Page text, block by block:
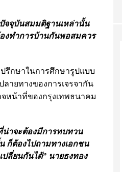
จจุบันสมมติฐานเหล่านั้น
องทำการบ้านกันพอสมควร
ปรึกษาในการศึกษารูปแบบ
ายทางของการเจรจากัน
หน้าที่ของกรุงเทพธนาคม
น่าจะต้องมีการทบทวน
ก็ต้องไปถามทางเอกชน
ลี่ยนกันได้” นายธงทอง